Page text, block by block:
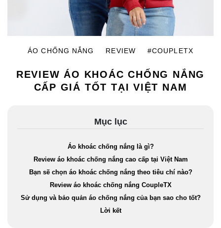
ÁO CHỐNG NẮNG REVIEW #COUPLETX
REVIEW ÁO KHOÁC CHỐNG NẮNG
CẤP GIÁ TỐT TẠI VIỆT NAM
Mục lục
Áo khoác chống nắng là gì?
Review áo khoác chống nắng cao cấp tại Việt Nam
Bạn sẽ chọn áo khoác chống nắng theo tiêu chí nào?
Review áo khoác chống nắng CoupleTX
Sử dụng và bảo quản áo chống nắng của bạn sao cho tốt?
Lời kết